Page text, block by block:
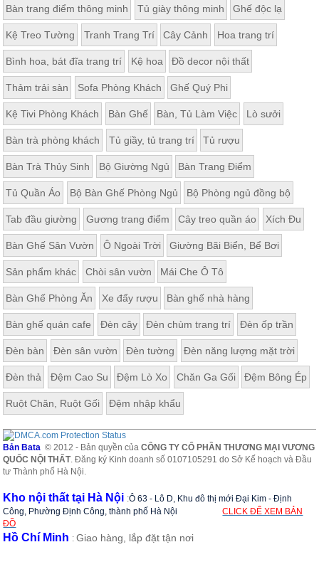
Bàn trang điểm thông minh Tủ giày thông minh Ghế độc lạ
Kệ Treo Tường Tranh Trang Trí Cây Cảnh Hoa trang trí
Bình hoa, bát đĩa trang trí Kệ hoa Đồ decor nội thất
Thảm trải sàn Sofa Phòng Khách Ghế Quý Phi
Kệ Tivi Phòng Khách Bàn Ghế Bàn, Tủ Làm Việc Lò sưởi
Bàn trà phòng khách Tủ giầy, tủ trang trí Tủ rượu
Bàn Trà Thủy Sinh Bộ Giường Ngủ Bàn Trang Điểm
Tủ Quần Áo Bộ Bàn Ghế Phòng Ngủ Bộ Phòng ngủ đồng bộ
Tab đầu giường Gương trang điểm Cây treo quần áo Xích Đu
Bàn Ghế Sân Vườn Ô Ngoài Trời Giường Bãi Biển, Bể Bơi
Sản phẩm khác Chòi sân vườn Mái Che Ô Tô
Bàn Ghế Phòng Ăn Xe đẩy rượu Bàn ghế nhà hàng
Bàn ghế quán cafe Đèn cây Đèn chùm trang trí Đèn ốp trần
Đèn bàn Đèn sân vườn Đèn tường Đèn năng lượng mặt trời
Đèn thả Đệm Cao Su Đệm Lò Xo Chăn Ga Gối Đệm Bông Ép
Ruột Chăn, Ruột Gối Đệm nhập khẩu
Bản Bata © 2012 - Bản quyền củaCÔNG TY CỔ PHẦN THƯƠNG MẠI VƯƠNG
QUỐC NỘI THẤT. Đăng ký Kinh doanh số 0107105291 do Sở Kế hoạch và Đầu
tư Thành phố Hà Nội.
Kho nội thất tại Hà Nội :Ô 63 - Lô D, Khu đô thị mới Đại Kim - Định
Công, Phường Định Công, thành phố Hà Nội
CLICK ĐỂ XEM BẢN
ĐỒ
Hồ Chí Minh :Giao hàng, lắp đặt tận nơi